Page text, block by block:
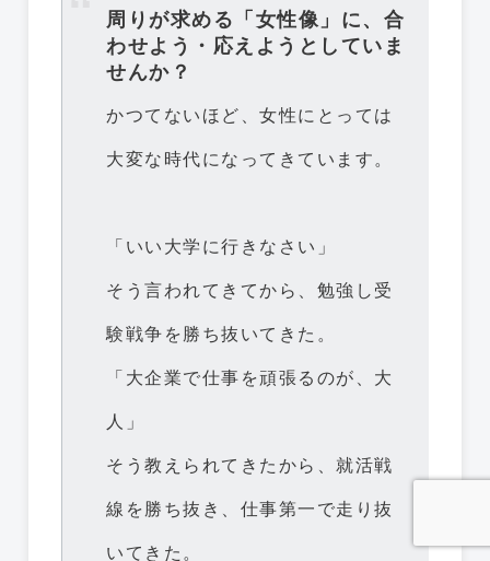
周りが求める「女性像」に、合
わせよう・応えようとしていま
せんか？
かつてないほど、女性にとっては
大変な時代になってきています。
「いい大学に行きなさい」
そう言われてきてから、勉強し受
験戦争を勝ち抜いてきた。
「大企業で仕事を頑張るのが、大
人」
そう教えられてきたから、就活戦
線を勝ち抜き、仕事第一で走り抜
いてきた。